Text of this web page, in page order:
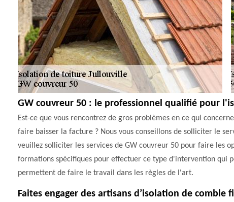
GW couvreur 50 : le professionnel qualifié pour
Est-ce que vous rencontrez de gros problèmes en ce qui
faire baisser la facture ? Nous vous conseillons de solliciter le
veuillez solliciter les services de GW couvreur 50 pour faire les
formations spécifiques pour effectuer ce type d'intervention
permettent de faire le travail dans les règles de l'art.
Faites engager des artisans d’isolation de comble